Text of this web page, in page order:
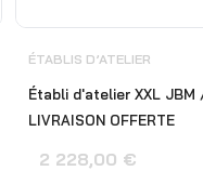
ÉTABLIS D’ATELIER
Établi d'atelier XXL JBM
LIVRAISON OFFERTE
2 228,00 €